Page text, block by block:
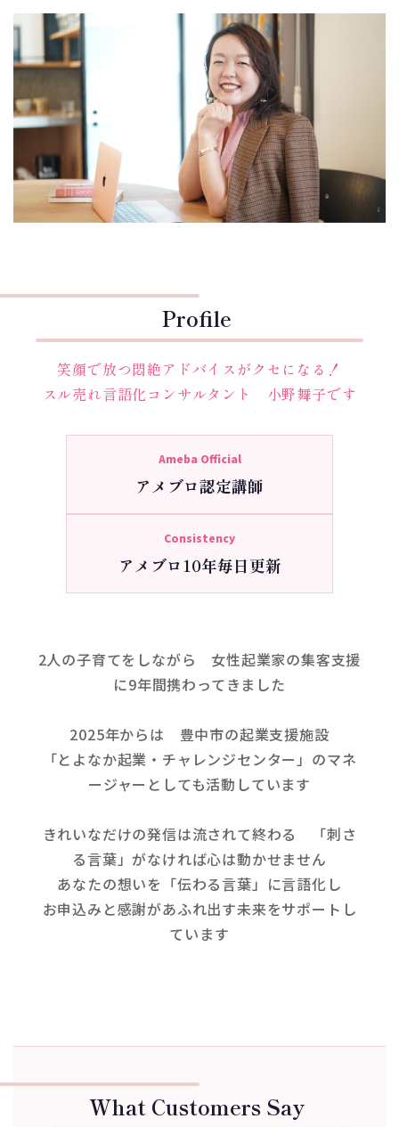
Profile
笑顔で放つ悶絶アドバイスがクセになる！
スル売れ言語化コンサルタント 小野舞子です
Ameba Official
アメブロ認定講師
Consistency
アメブロ10年毎日更新
2人の子育てをしながら 女性起業家の集客支援
に9年間携わってきました
2025年からは 豊中市の起業支援施設
「とよなか起業・チャレンジセンター」のマネ
ージャーとしても活動しています
きれいなだけの発信は流されて終わる 「刺さ
る言葉」がなければ心は動かせません
あなたの想いを「伝わる言葉」に言語化し
お申込みと感謝があふれ出す未来をサポートし
ています
What Customers Say